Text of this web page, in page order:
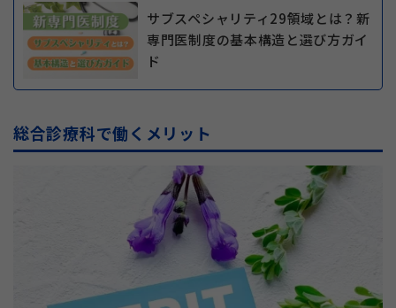
サブスペシャリティ29領域とは？新
専門医制度の基本構造と選び方ガイ
ド
総合診療科で働くメリット